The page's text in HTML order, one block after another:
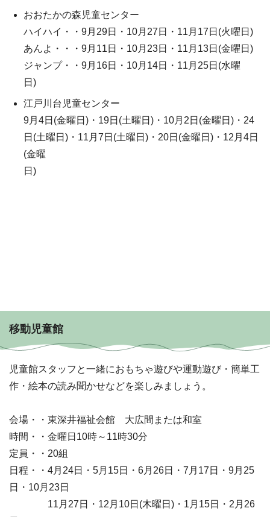
おおたかの森児童センター
ハイハイ・・9月29日・10月27日・11月17日(火曜日)
あんよ・・・9月11日・10月23日・11月13日(金曜日)
ジャンプ・・9月16日・10月14日・11月25日(水曜
日)
江戸川台児童センター
9月4日(金曜日)・19日(土曜日)・10月2日(金曜日)・24
日(土曜日)・11月7日(土曜日)・20日(金曜日)・12月4日
(金曜
日)
移動児童館
児童館スタッフと一緒におもちゃ遊びや運動遊び・簡単工
作・絵本の読み聞かせなどを楽しみましょう。
会場・・東深井福祉会館 大広間または和室
時間・・金曜日10時～11時30分
定員・・20組
日程・・4月24日・5月15日・6月26日・7月17日・9月25
日・10月23日
11月27日・12月10日(木曜日)・1月15日・2月26